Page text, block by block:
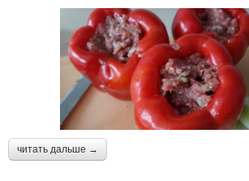
читать дальше →